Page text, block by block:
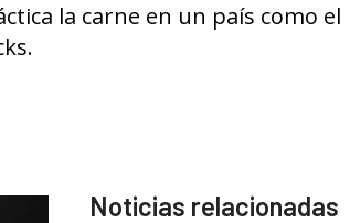
la carne en un país como el
Noticias relacionadas